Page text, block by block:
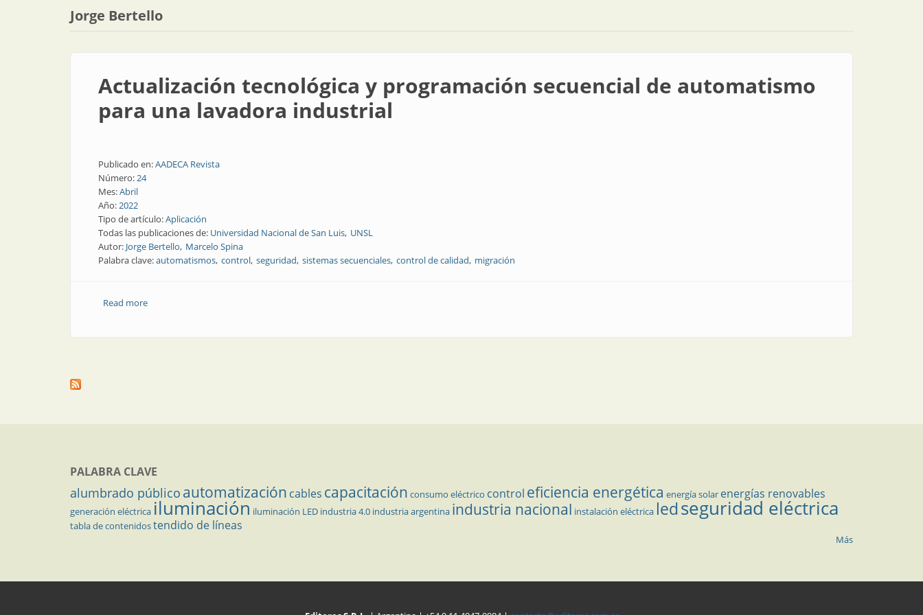
Jorge Bertello
Actualización tecnológica y programación secuencial de automatismo
para una lavadora industrial
Publicado en:AADECA Revista
Número:24
Mes:Abril
Año:2022
Tipo de artículo:Aplicación
Todas las publicaciones de: Universidad Nacional de San Luis UNSL
Autor: Jorge Bertello Marcelo Spina
Palabra clave:automatismos control seguridad sistemas secuenciales control de calidad migración
Read moreabout Actualización tecnológica y programación secuencial de automatismo para una lavadora industrial
PALABRA CLAVE
alumbrado público automatización cables capacitación consumo eléctrico control eficiencia energética energía solar energías renovables
generación eléctrica iluminación iluminación LED industria 4.0 industria argentina industria nacional instalación eléctrica ledseguridad eléctrica
tabla de contenidostendido de líneas
Más